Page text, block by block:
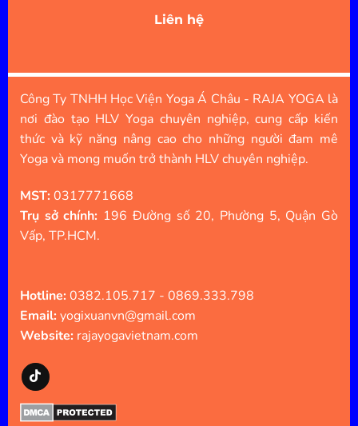
Liên hệ
Công Ty TNHH Học Viện Yoga Á Châu - RAJA YOGA là
nơi đào tạo HLV Yoga chuyên nghiệp, cung cấp kiến
thức và kỹ năng nâng cao cho những người đam mê
Yoga và mong muốn trở thành HLV chuyên nghiệp.
MST:0317771668
Trụ sở chính: 196 Đường số 20, Phường 5, Quận Gò
Vấp, TP.HCM.
Hotline:0382.105.717 - 0869.333.798
Email:yogixuanvn@gmail.com
Website: rajayogavietnam.com